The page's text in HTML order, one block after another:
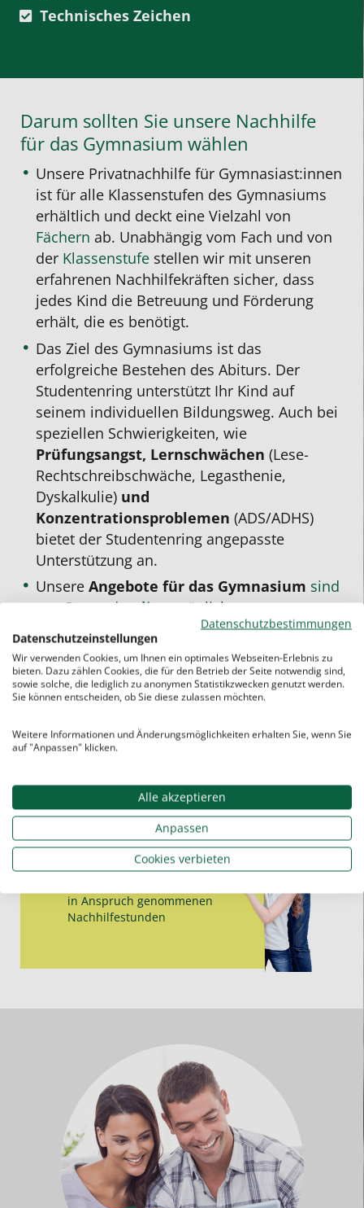
Technisches Zeichen
Darum sollten Sie unsere Nachhilfe
für das Gymnasium wählen
Unsere Privatnachhilfe für Gymnasiast:innen
ist für alle Klassenstufen des Gymnasiums
erhältlich und deckt eine Vielzahl von
Fächern ab. Unabhängig vom Fach und von
der Klassenstufe stellen wir mit unseren
erfahrenen Nachhilfekräften sicher, dass
jedes Kind die Betreuung und Förderung
erhält, die es benötigt.
Das Ziel des Gymnasiums ist das
erfolgreiche Bestehen des Abiturs. Der
Studentenring unterstützt Ihr Kind auf
seinem individuellen Bildungsweg. Auch bei
speziellen Schwierigkeiten, wie
Prüfungsangst, Lernschwächen(Lese-
Rechtschreibschwäche, Legasthenie,
Dyskalkulie) und
Konzentrationsproblemen(ADS/ADHS)
bietet der Studentenring angepasste
Unterstützung an.
UnsereAngebote für das Gymnasium sind
vor Ortundonlinemöglich.
Beim Studentenring gibt eskeine
Laufzeitverträgeundkeine Mindeststundenzahl
DieEinzelnachhilfeist jederzeit kündbar.
Aufnahme­gebühren
Vermittlungs­
gebühren
Grund­gebühren
in Anspruch genommenen
Nachhilfe­stunden
Datenschutzbestimmungen
Datenschutzeinstellungen
Wir verwenden Cookies, um Ihnen ein optimales Webseiten-Erlebnis zu
bieten. Dazu zählen Cookies, die für den Betrieb der Seite notwendig sind,
sowie solche, die lediglich zu anonymen Statistikzwecken genutzt werden.
Sie können entscheiden, ob Sie diese zulassen möchten.
Weitere Informationen und Änderungsmöglichkeiten erhalten Sie, wenn Sie
auf "Anpassen" klicken.
Alle akzeptieren
Anpassen
Cookies verbieten